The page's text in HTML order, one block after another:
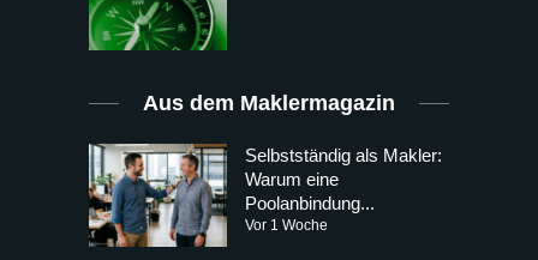
Aus dem Maklermagazin
Selbstständig als Makler:
Warum eine
Poolanbindung...
Vor 1 Woche